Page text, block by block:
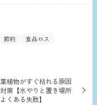
節約
食品ロス
植物がすぐ枯れる原因
策【水やりと置き場所
くある失敗】